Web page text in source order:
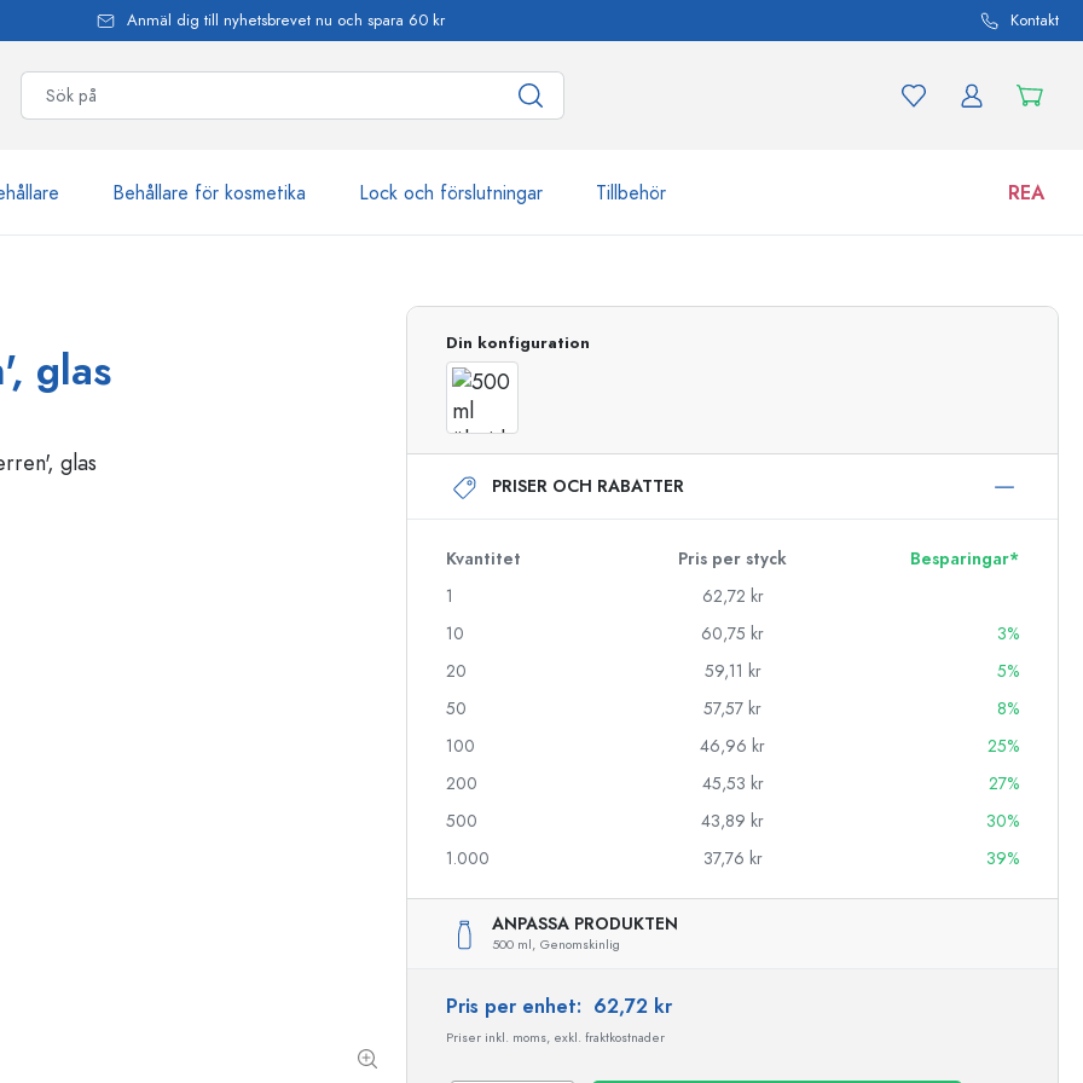
Anmäl dig till nyhetsbrevet nu och spara 60 kr Kontakt
Behållare för kosmetika Lock och förslutningar Tillbehör REA
Estal-flaskor
Airless dispenser
Roll on-flaskor
Flaskor med motiv
Ginflaskor
Alla hjärtans dag
Dekorativa flaskor
Cylinderflaskor
Ballongflaskor
Burkar
glas Din konfiguration
PRISER OCH RABATTER
Kvantitet Pris per styck
Besparingar*
1
62,72 kr
10
60,75 kr
3%
20
59,11 kr
5%
50
57,57 kr
8%
100
46,96 kr
25%
200
45,53 kr
27%
500
43,89 kr
30%
1.000
37,76 kr 39%
ANPASSA PRODUKTEN
500 ml, Genomskinlig
Pris per enhet: 62,72 kr
Priser inkl. moms, exkl. fraktkostnader